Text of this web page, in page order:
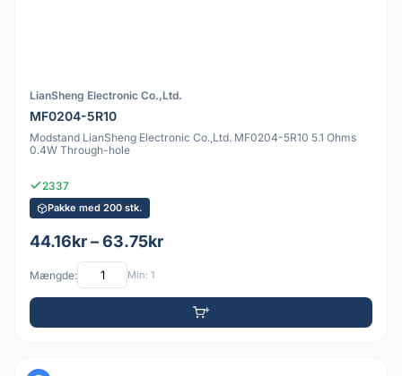
LianSheng Electronic Co.,Ltd.
MF0204-5R10
Modstand LianSheng Electronic Co.,Ltd. MF0204-5R10 5.1 Ohms
0.4W Through-hole
2337
Pakke med 200 stk.
44.16kr – 63.75kr
Mængde: Min: 1